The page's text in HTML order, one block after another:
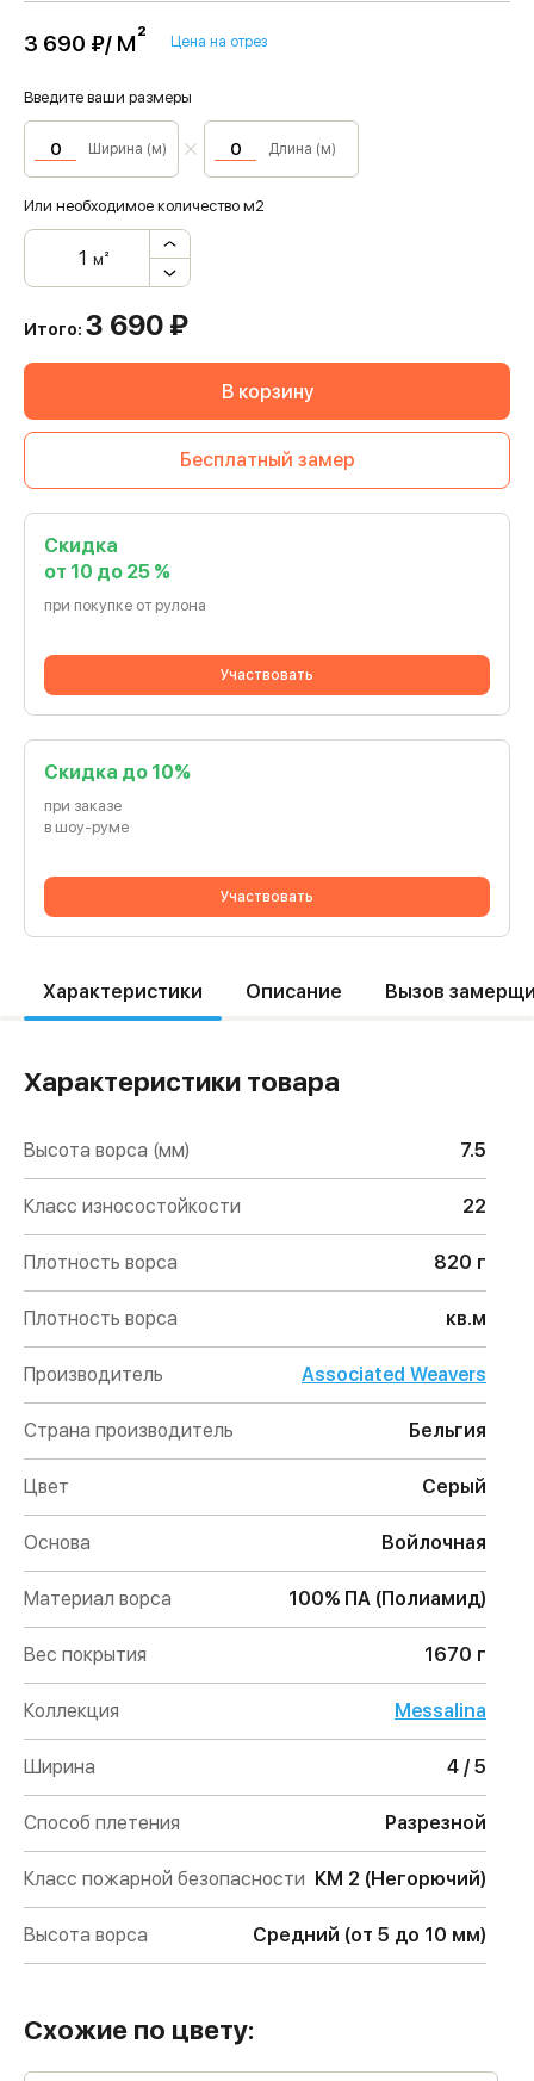
3 690 ₽/ м² Цена на отрез
Введите ваши размеры
Ширина (м) Длина (м)
Или необходимое количество м2
м²
Итого: 3 690 ₽
В корзину
Бесплатный замер
Скидка
от 10 до 25 %
при покупке от рулона
Участвовать
Cкидка до 10%
при заказе
в шоу-руме
Участвовать
Характеристики Описание Вызов
Характеристики товара
Высота ворса (мм) 7.5
Класс износостойкости 22
Плотность ворса 820 г
Плотность ворса кв.м
Производитель Associated Weavers
Страна производитель Бельгия
Цвет Серый
Основа Войлочная
Материал ворса 100% ПА (Полиамид)
Вес покрытия 1670 г
Коллекция Messalina
Ширина 4 / 5
Способ плетения Разрезной
Класс пожарной безопасности КМ 2 (Негорючий)
Высота ворса Средний (от 5 до 10 мм)
Схожие по цвету: